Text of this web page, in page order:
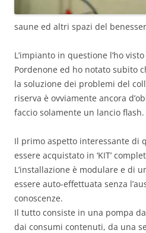
saune ed altri spazi del
L’impianto in questione l’ho
Pordenone ed ho notato subito
la soluzione dei problemi del
riserva è ovviamente ancora
faccio solamente un lancio flash.
Il primo aspetto interessante di
essere acquistato in ‘KIT’
L’installazione è modulare e di
essere auto-effettuata senza
conoscenze.
Il tutto consiste in una pompa
dai consumi contenuti, da una